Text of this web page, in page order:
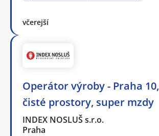
včerejší
Operátor výroby - Praha 10,
čisté prostory, super mzdy
INDEX NOSLUŠ s.r.o.
Praha